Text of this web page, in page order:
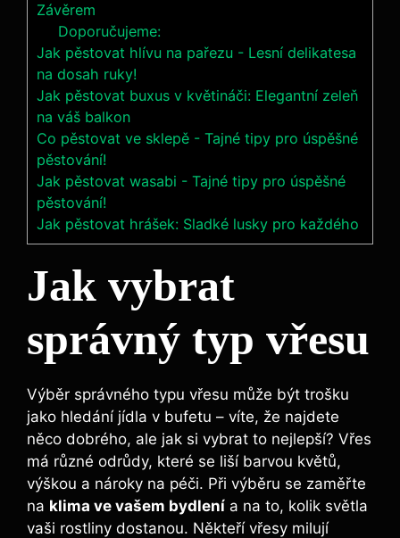
Závěrem
Doporučujeme:
Jak pěstovat hlívu na pařezu - Lesní delikatesa
na dosah ruky!
Jak pěstovat buxus v květináči: Elegantní zeleň
na váš balkon
Co pěstovat ve sklepě - Tajné tipy pro úspěšné
pěstování!
Jak pěstovat wasabi - Tajné tipy pro úspěšné
pěstování!
Jak pěstovat hrášek: Sladké lusky pro každého
Jak vybrat
správný typ vřesu
Výběr správného typu vřesu může být trošku
jako hledání jídla v bufetu – víte, že najdete
něco dobrého, ale jak si vybrat to nejlepší? Vřes
má různé odrůdy, které se liší barvou květů,
výškou a nároky na péči. Při výběru se zaměřte
na klima ve vašem bydlení a na to, kolik světla
vaši rostliny dostanou. Někteří vřesy milují